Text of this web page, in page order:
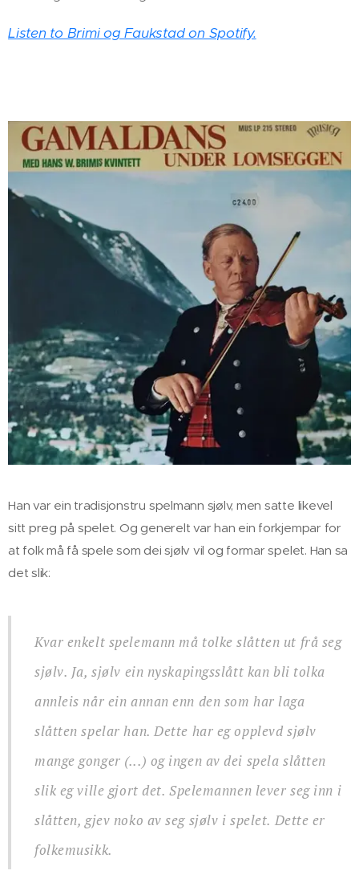
Listen to Brimi og Faukstad on Spotify.
Han var ein tradisjonstru spelmann sjølv, men satte likevel
sitt preg på spelet. Og generelt var han ein forkjempar for
at folk må få spele som dei sjølv vil og formar spelet. Han sa
det slik:
Kvar enkelt spelemann må tolke slåtten ut frå seg
sjølv. Ja, sjølv ein nyskapingsslått kan bli tolka
annleis når ein annan enn den som har laga
slåtten spelar han. Dette har eg opplevd sjølv
mange gonger (...) og ingen av dei spela slåtten
slik eg ville gjort det. Spelemannen lever seg inn i
slåtten, gjev noko av seg sjølv i spelet. Dette er
folkemusikk.